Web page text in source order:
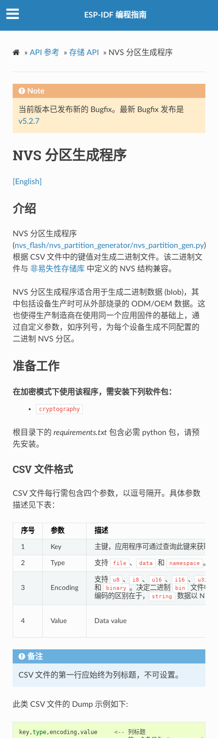
ESP-IDF 编程指南
» API 参考 » 存储 API » NVS 分区生成程序
Note
当前版本已发布新的 Bugfix。最新 Bugfix 发布是
v5.2.7
NVS 分区生成程序
[English]
介绍
NVS 分区生成程序
(nvs_flash/nvs_partition_generator/nvs_partition_gen.py)
根据 CSV 文件中的键值对生成二进制文件。该二进制文
件与 非易失性存储库中定义的 NVS 结构兼容。
NVS 分区生成程序适合用于生成二进制数据 (blob)，其
中包括设备生产时可从外部烧录的 ODM/OEM 数据。这
也使得生产制造商在使用同一个应用固件的基础上，通
过自定义参数，如序列号，为每个设备生成不同配置的
二进制 NVS 分区。
准备工作
在加密模式下使用该程序，需安装下列软件包：
cryptography
根目录下的 requirements.txt包含必需 python 包，请预
先安装。
CSV 文件格式
CSV 文件每行需包含四个参数，以逗号隔开。具体参数
描述见下表：
序号 参数 描述
1 Key 主键，应用程序可通过查询此键来获取
2 Type 支持 file 、 data 和 namespace 。
3 Encoding
支持 u8 、 i8 、 u16 、 i16 、 u32
和
binary 。决定二进制 bin
文件中
编码的区别在于，
string 数据以
4 Value Data value
备注
CSV 文件的第一行应始终为列标题，不可设置。
此类 CSV 文件的 Dump 示例如下:
key,type,encoding ,value <--
列标题